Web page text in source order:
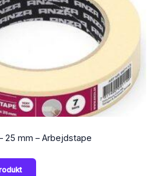
25 mm – Arbejdstape